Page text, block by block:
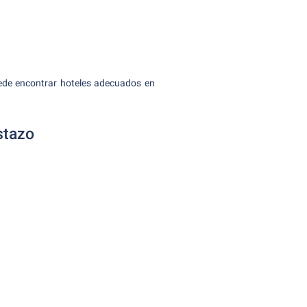
encontrar hoteles adecuados en